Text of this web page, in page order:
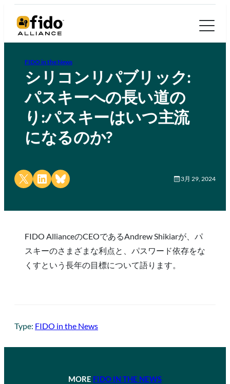
FIDO in the News
シリコンリパブリック:
パスキーへの長い道の
り:パスキーはいつ主流
になるのか?
Share on X Share on LinkedIn
Share on Bluesky 3月 29, 2024
FIDO AllianceのCEOであるAndrew Shikiarが、パ
スキーのさまざまな利点と、パスワード依存をな
くすという長年の目標について語ります。
Type: FIDO in the News
MORE FIDO IN THE NEWS